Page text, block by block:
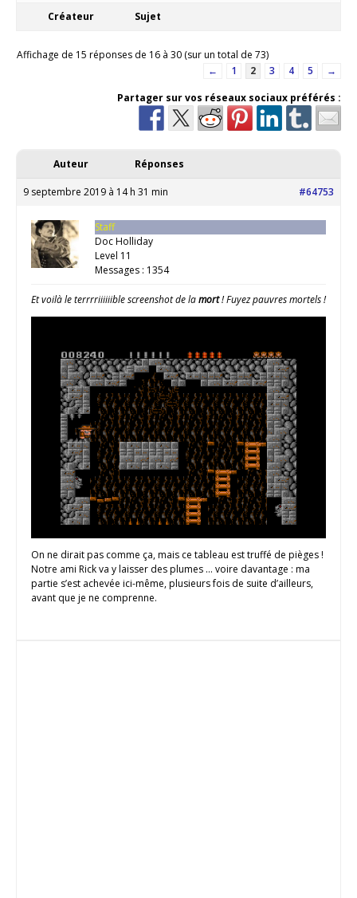
Créateur Sujet
Affichage de 15 réponses de 16 à 30 (sur un total de 73)
←
1 2 3 4 5
→
Partager sur vos réseaux sociaux préférés :
Auteur Réponses
9 septembre 2019 à 14 h 31 min #64753
Staff
Doc Holliday
Level 11
Messages : 1354
Et voilà le terrrriiiiiible screenshot de lamort! Fuyez pauvres mortels !
On ne dirait pas comme ça, mais ce tableau est truffé de pièges !
Notre ami Rick va y laisser des plumes … voire davantage : ma
partie s’est achevée ici-même, plusieurs fois de suite d’ailleurs,
avant que je ne comprenne.